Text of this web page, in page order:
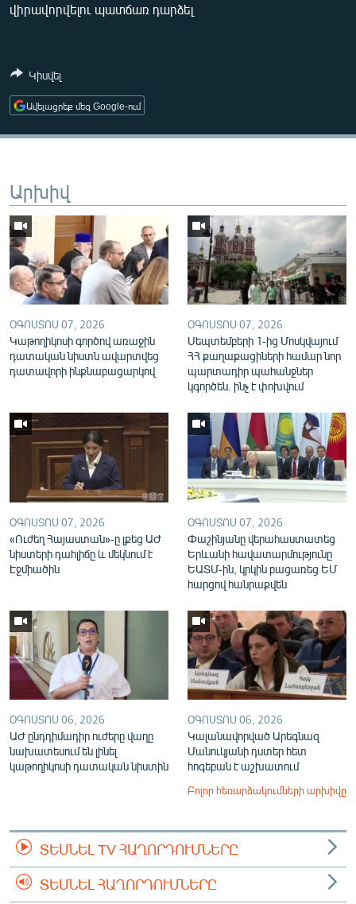
ԱՐԽԻՎ
ԲԱՆԱՎԵՃ
ՁԳՏԵԼՈՎ ԼԱՎԱԳՈՒՅՆԻՆ
ՓՈԴՔԱՍԹ
English
Русский
ՀԵՏԵՎԵՔ ՄԵԶ
«Ազատության» բոլոր կայքերը
վիրավորվելու պատճառ դարձել
Կիսվել
Ավելացրեք մեզ Google-ում
Արխիվ
ՕԳՈՍՏՈՍ 07, 2026
Կաթողիկոսի գործով առաջին
դատական նիստն ավարտվեց
դատավորի ինքնաբացարկով
ՕԳՈՍՏՈՍ 07, 2026
Սեպտեմբերի 1-ից Մոսկվայում
ՀՀ քաղաքացիների համար նոր
պարտադիր պահանջներ
կգործեն. ինչ է փոխվում
ՕԳՈՍՏՈՍ 07, 2026
«Ուժեղ Հայաստան»-ը լքեց ԱԺ
նիստերի դահլիճը և մեկնում է
Էջմիածին
ՕԳՈՍՏՈՍ 07, 2026
Փաշինյանը վերահաստատեց
Երևանի հավատարմությունը
ԵԱՏՄ-ին, կրկին բացառեց ԵՄ
հարցով հանրաքվեն
ՕԳՈՍՏՈՍ 06, 2026
ԱԺ ընդդիմադիր ուժերը վաղը
նախատեսում են լինել
կաթողիկոսի դատական նիստին
ՕԳՈՍՏՈՍ 06, 2026
Կալանավորված Արեգնազ
Մանուկյանի դստեր հետ
հոգեբան է աշխատում
Բոլոր հեռարձակումների արխիվը
ՏԵՍՆԵԼ TV ՀԱՂՈՐԴՈՒՄՆԵՐԸ
ՏԵՍՆԵԼ ՀԱՂՈՐԴՈՒՄՆԵՐԸ